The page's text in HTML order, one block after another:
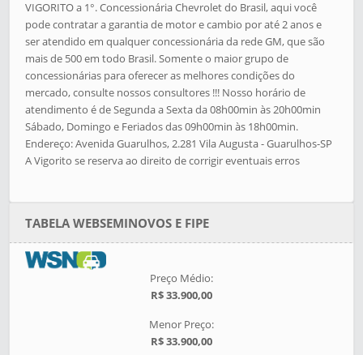
VIGORITO a 1°. Concessionária Chevrolet do Brasil, aqui você
pode contratar a garantia de motor e cambio por até 2 anos e
ser atendido em qualquer concessionária da rede GM, que são
mais de 500 em todo Brasil. Somente o maior grupo de
concessionárias para oferecer as melhores condições do
mercado, consulte nossos consultores !!! Nosso horário de
atendimento é de Segunda a Sexta da 08h00min às 20h00min
Sábado, Domingo e Feriados das 09h00min às 18h00min.
Endereço: Avenida Guarulhos, 2.281 Vila Augusta - Guarulhos-SP
A Vigorito se reserva ao direito de corrigir eventuais erros
TABELA WEBSEMINOVOS E FIPE
Preço Médio:
R$ 33.900,00
Menor Preço:
R$ 33.900,00